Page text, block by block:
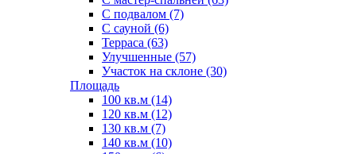
С подвалом (7)
С сауной (6)
Терраса (63)
Улучшенные (57)
Участок на склоне (30)
Площадь
100 кв.м (14)
120 кв.м (12)
130 кв.м (7)
140 кв.м (10)